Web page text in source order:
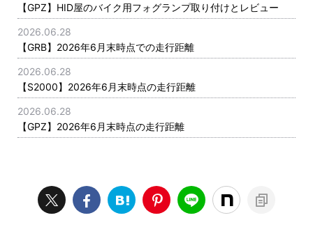
【GPZ】HID屋のバイク用フォグランプ取り付けとレビュー
2026.06.28
【GRB】2026年6月末時点での走行距離
2026.06.28
【S2000】2026年6月末時点の走行距離
2026.06.28
【GPZ】2026年6月末時点の走行距離